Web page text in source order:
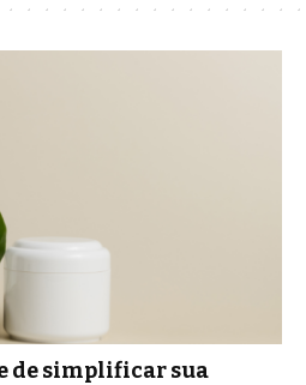
de simplificar sua